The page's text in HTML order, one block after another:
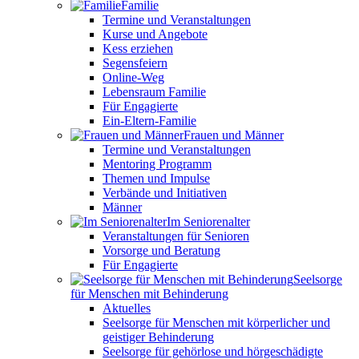
Familie
Termine und Veranstaltungen
Kurse und Angebote
Kess erziehen
Segensfeiern
Online-Weg
Lebensraum Familie
Für Engagierte
Ein-Eltern-Familie
Frauen und Männer
Termine und Veranstaltungen
Mentoring Programm
Themen und Impulse
Verbände und Initiativen
Männer
Im Seniorenalter
Veranstaltungen für Senioren
Vorsorge und Beratung
Für Engagierte
Seelsorge
für Menschen mit Behinderung
Aktuelles
Seelsorge für Menschen mit körperlicher und
geistiger Behinderung
Seelsorge für gehörlose und hörgeschädigte